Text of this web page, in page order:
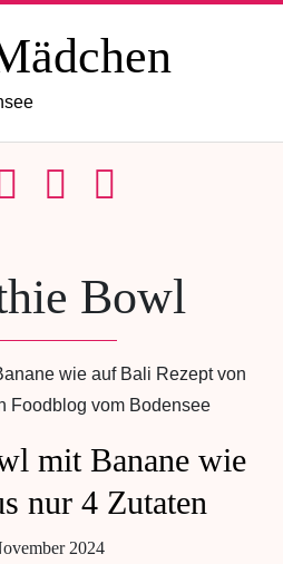
Bowl
mit Banane wie
nur 4 Zutaten
2024